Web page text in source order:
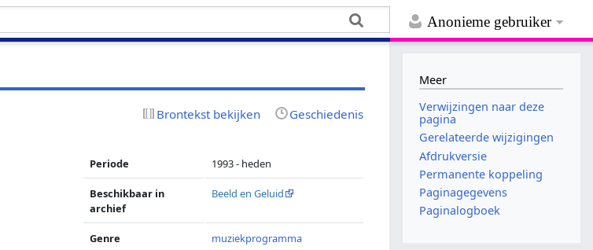
Anonieme gebruiker
Brontekst bekijken Geschiedenis
Periode 1993 - heden
Beschikbaar in
archief
Beeld en Geluid
Genre muziekprogramma
Meer
Verwijzingen naar deze
pagina
Gerelateerde wijzigingen
Afdrukversie
Permanente koppeling
Paginagegevens
Paginalogboek